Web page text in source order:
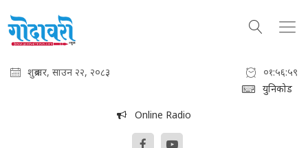
शुक्रबार, साउन २२, २०८३
०१:५७:००
युनिकोड
Online Radio